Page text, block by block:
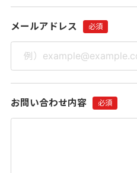
メールアドレス
お問い合わせ内容